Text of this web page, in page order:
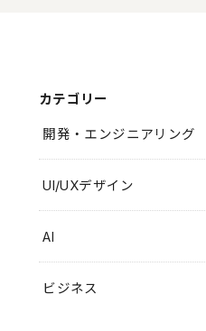
カテゴリー
開発・エンジニアリング
UI/UXデザイン
AI
ビジネス